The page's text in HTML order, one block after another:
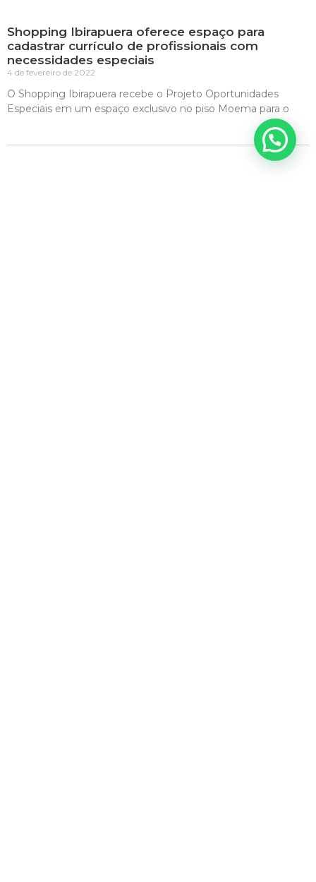
Shopping Ibirapuera oferece espaço para
cadastrar currículo de profissionais com
necessidades especiais
4 de fevereiro de 2022
O Shopping Ibirapuera recebe o Projeto Oportunidades
Especiais em um espaço exclusivo no piso Moema para o